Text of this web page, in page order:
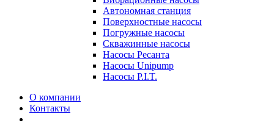
Автономная станция
Поверхностные насосы
Погружные насосы
Скважинные насосы
Насосы Ресанта
Насосы Unipump
Насосы P.I.T.
О компании
Контакты